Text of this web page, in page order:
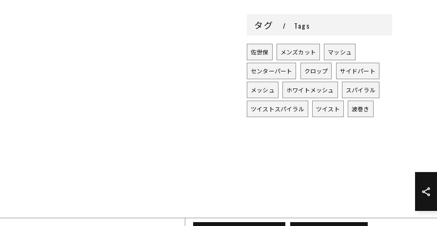
タグ Tags
佐世保 メンズカット マッシュ
センターパート クロップ サイドパート
メッシュ ホワイトメッシュ スパイラル
ツイストスパイラル ツイスト 波巻き